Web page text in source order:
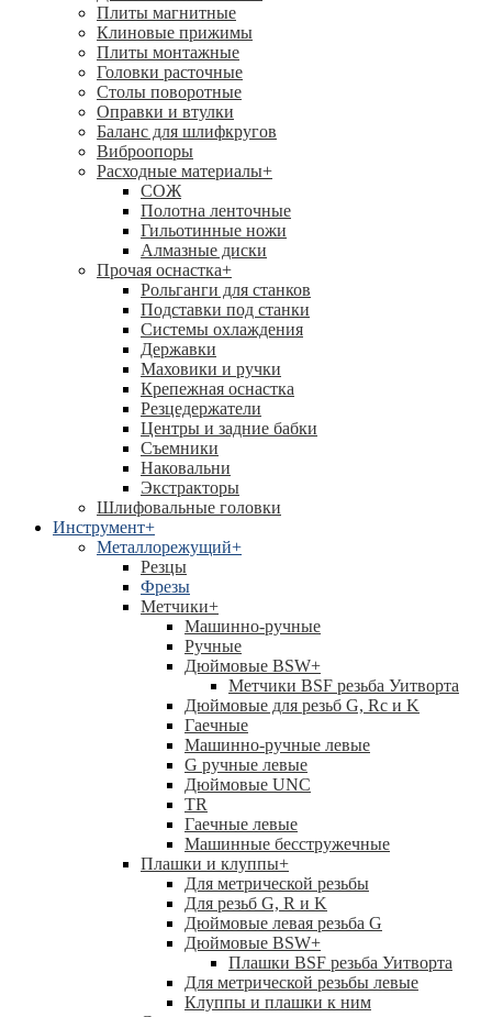
Плиты магнитные
Клиновые прижимы
Плиты монтажные
Головки расточные
Столы поворотные
Оправки и втулки
Баланс для шлифкругов
Виброопоры
Расходные материалы+
СОЖ
Полотна ленточные
Гильотинные ножи
Алмазные диски
Прочая оснастка+
Рольганги для станков
Подставки под станки
Системы охлаждения
Державки
Маховики и ручки
Крепежная оснастка
Резцедержатели
Центры и задние бабки
Съемники
Наковальни
Экстракторы
Шлифовальные головки
Инструмент+
Металлорежущий+
Резцы
Фрезы
Метчики+
Машинно-ручные
Ручные
Дюймовые BSW+
Метчики BSF резьба Уитворта
Дюймовые для резьб G, Rc и K
Гаечные
Машинно-ручные левые
G ручные левые
Дюймовые UNC
TR
Гаечные левые
Машинные бесстружечные
Плашки и клуппы+
Для метрической резьбы
Для резьб G, R и K
Дюймовые левая резьба G
Дюймовые BSW+
Плашки BSF резьба Уитворта
Для метрической резьбы левые
Клуппы и плашки к ним